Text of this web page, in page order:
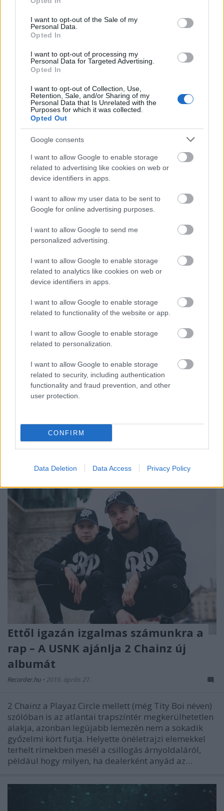
use your data for below specified purposes in below Google
consent section.
I want to opt-out of the Sale of my
Personal Data.
Opted In
I want to opt-out of processing my
Personal Data for Targeted Advertising.
Opted In
I want to opt-out of Collection, Use,
Retention, Sale, and/or Sharing of my
Personal Data that Is Unrelated with the
Purposes for which it was collected.
Opted Out
Google consents
I want to allow Google to enable storage
related to advertising like cookies on web or
device identifiers in apps.
I want to allow my user data to be sent to
Google for online advertising purposes.
I want to allow Google to send me
personalized advertising.
I want to allow Google to enable storage
related to analytics like cookies on web or
device identifiers in apps.
I want to allow Google to enable storage
related to functionality of the website or app.
I want to allow Google to enable storage
related to personalization.
I want to allow Google to enable storage
related to security, including authentication
functionality and fraud prevention, and other
user protection.
CONFIRM
Data Deletion Data Access Privacy Policy
Máté ajánlja Tyler, The Creator új
lemezét
2019. június 26.
Tyler, The Creator, az egykori Odd Future Wolf Gang
Kill Them All-vezér már régen maga mögött hagyta a
kétezres években rá jellemző sokkrapperkedést,
helyette Pharell-ihletésű, minden értelemben
szivárványszínű dalokban mesél saját magáról:
félelmeiről, szexualitásáról, meghatározó
élményeiről. Az…
Tét nélküli örömzenélés – Lotfi Begi
albumát
Ha a kurrens popzene három olyan alakja, mint
Labrinth, Sia és Diplo összeáll egy közös album
erejéig, arra végeredménytől függetlenül mindenki
számos hazai kollaboráció központi alakját, a
legfelkapottabb magyar producerek egyikét, Lotfi
Begit kérjük…
Ettől igazán izgalmas számunkra a
rap – A USNK ajánlja 2 Chainz új
albumát
Recorder.hu • 2019. április 27.
2 Chainz a Playaz Circle mellett (még Tity Boi néven)
szólóban is az atlantai trapszíntér megkerülhetetlen
alakja, azonban legújabb lemezén nem a sokadik
győzelmi kört futja. Helyette önéletrajzi elemekkel
terhelt rímekben mesél a csillogás árnyoldaláról,
például hogy milyen, ha dealerként anyád az…